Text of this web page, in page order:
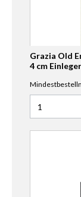
Grazia Old
4 cm Einleger
Anzahl für